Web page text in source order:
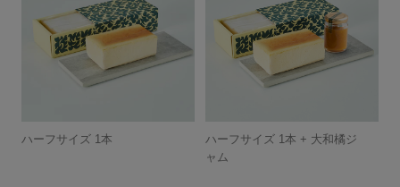
ハーフサイズ 1本
ハーフサイズ 1本 + 大和橘ジ
ャム